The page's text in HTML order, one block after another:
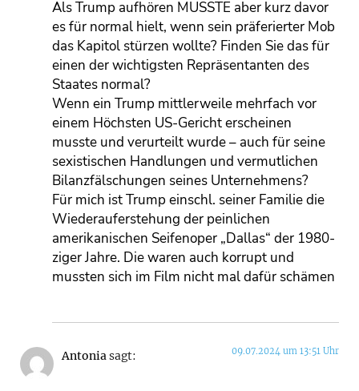
Als Trump aufhören MUSSTE aber kurz davor
es für normal hielt, wenn sein präferierter Mob
das Kapitol stürzen wollte? Finden Sie das für
einen der wichtigsten Repräsentanten des
Staates normal?
Wenn ein Trump mittlerweile mehrfach vor
einem Höchsten US-Gericht erscheinen
musste und verurteilt wurde – auch für seine
sexistischen Handlungen und vermutlichen
Bilanzfälschungen seines Unternehmens?
Für mich ist Trump einschl. seiner Familie die
Wiederauferstehung der peinlichen
amerikanischen Seifenoper „Dallas“ der 1980-
ziger Jahre. Die waren auch korrupt und
mussten sich im Film nicht mal dafür schämen
Antoniasagt: 09.07.2024 um 13:51 Uhr